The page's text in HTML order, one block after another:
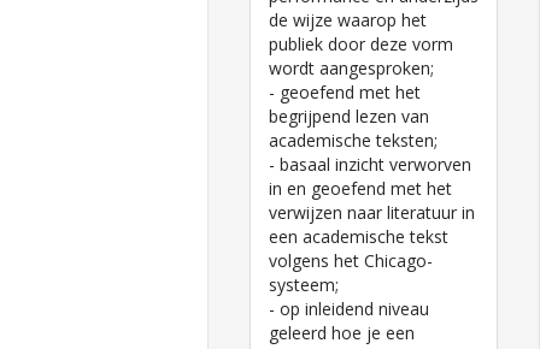
de wijze waarop het
publiek door deze vorm
wordt aangesproken;
- geoefend met het
begrijpend lezen van
academische teksten;
- basaal inzicht verworven
in en geoefend met het
verwijzen naar literatuur in
een academische tekst
volgens het Chicago-
systeem;
- op inleidend niveau
geleerd hoe je een